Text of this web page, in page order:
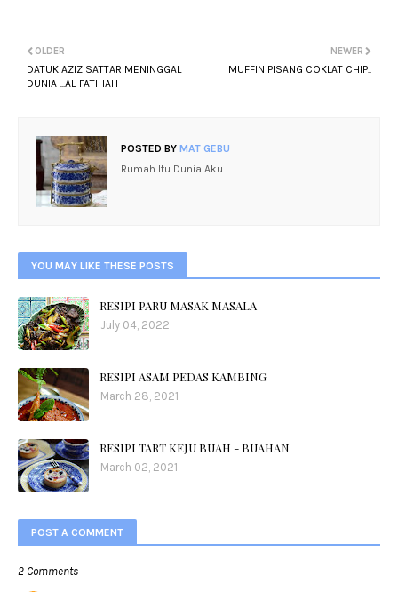
NEWER
MUFFIN PISANG COKLAT CHIP..
OLDER
DATUK AZIZ SATTAR MENINGGAL
DUNIA ...AL-FATIHAH
POSTED BY MAT GEBU
Rumah Itu Dunia Aku.....
YOU MAY LIKE THESE POSTS
RESIPI PARU MASAK MASALA
July 04, 2022
RESIPI ASAM PEDAS KAMBING
March 28, 2021
RESIPI TART KEJU BUAH - BUAHAN
March 02, 2021
POST A COMMENT
2 Comments